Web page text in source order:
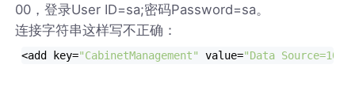
00，登录User ID=sa;密码Password=sa。
连接字符串这样写不正确：
<add key="CabinetManagement" value="Data